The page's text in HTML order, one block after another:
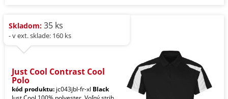
Skladom: 35 ks
- v ext. sklade: 160 ks
Just Cool Contrast Cool
Polo
kód produktu: jc043jbl-fr-xl Black